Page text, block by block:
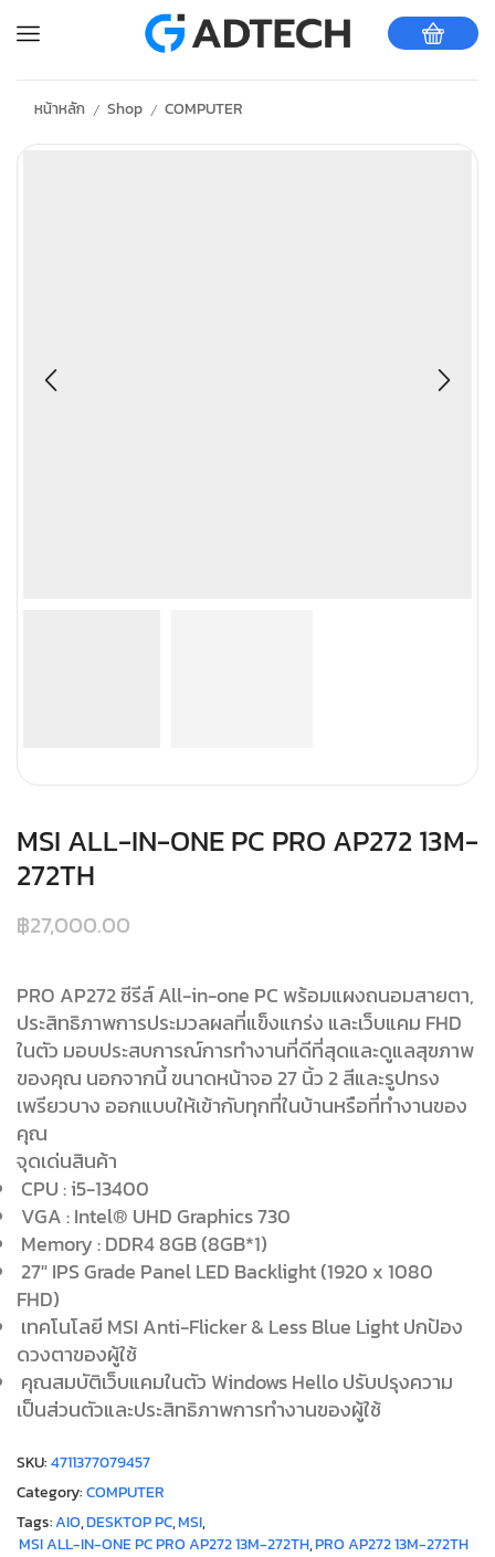
หน้าหลัก / Shop / COMPUTER
MSI ALL-IN-ONE PC PRO AP272 13M-
272TH
฿27,000.00
PRO AP272 ซีรีส์ All-in-one PC พร้อมแผงถนอมสายตา,
ประสิทธิภาพการประมวลผลที่แข็งแกร่ง และเว็บแคม FHD
ในตัว มอบประสบการณ์การทำงานที่ดีที่สุดและดูแลสุขภาพ
ของคุณ นอกจากนี้ ขนาดหน้าจอ 27 นิ้ว 2 สีและรูปทรง
เพรียวบาง ออกแบบให้เข้ากับทุกที่ในบ้านหรือที่ทำงานของ
คุณ
จุดเด่นสินค้า
CPU : i5-13400
VGA : Intel® UHD Graphics 730
Memory : DDR4 8GB (8GB*1)
27″ IPS Grade Panel LED Backlight (1920 x 1080
FHD)
เทคโนโลยี MSI Anti-Flicker & Less Blue Light ปกป้อง
ดวงตาของผู้ใช้
คุณสมบัติเว็บแคมในตัว Windows Hello ปรับปรุงความ
เป็นส่วนตัวและประสิทธิภาพการทำงานของผู้ใช้
SKU:4711377079457
Category:COMPUTER
Tags:AIO,DESKTOP PC,MSI,
MSI ALL-IN-ONE PC PRO AP272 13M-272TH,PRO AP272 13M-272TH